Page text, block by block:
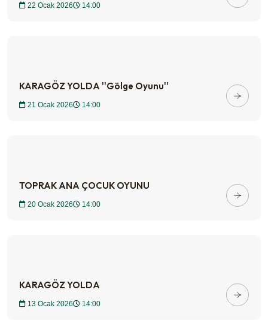
22 Ocak 2026 14:00
KARAGÖZ YOLDA ''Gölge Oyunu''
21 Ocak 2026 14:00
TOPRAK ANA ÇOCUK OYUNU
20 Ocak 2026 14:00
KARAGÖZ YOLDA
13 Ocak 2026 14:00